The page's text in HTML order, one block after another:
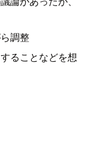
調整
ることなどを想